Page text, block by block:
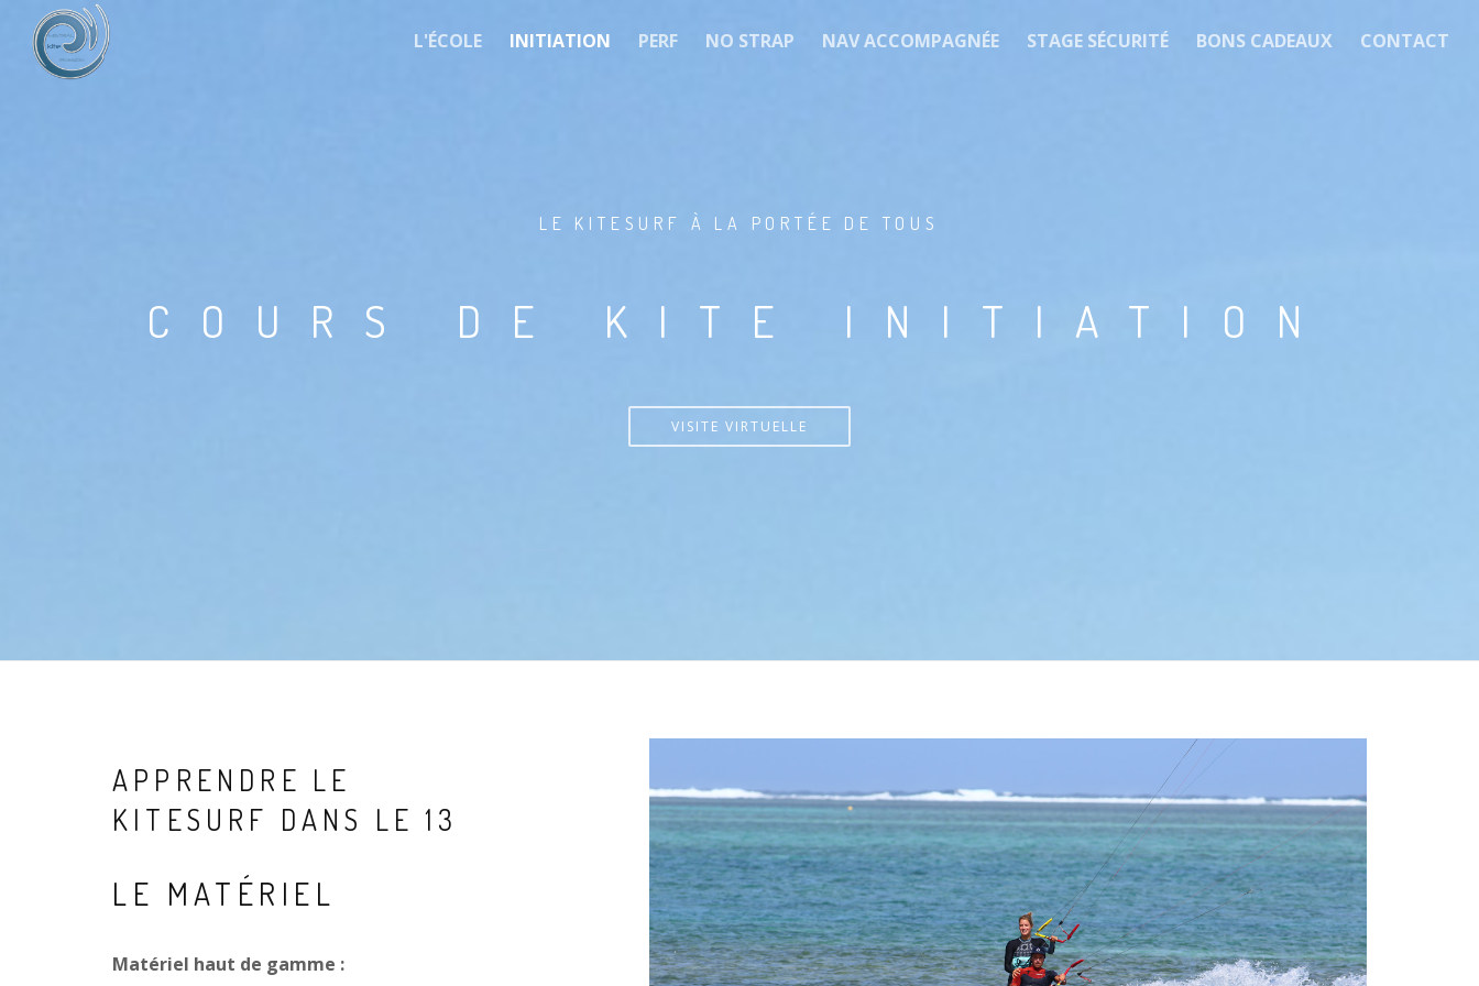
LE KITESURF À LA PORTÉE DE TOUS
COURS DE KITE INITIATION
VISITE VIRTUELLE
L'ÉCOLE INITIATION PERF NO STRAP NAV ACCOMPAGNÉE STAGE SÉCURITÉ BONS CADEAUX CONTACT
APPRENDRE LE
KITESURF DANS LE 13
LE MATÉRIEL
Matériel haut de gamme :